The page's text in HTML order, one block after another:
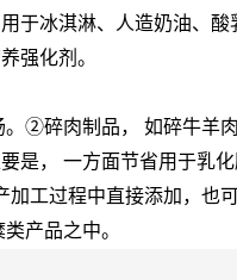
于冰淇淋、人造奶油、
强化剂。
②碎肉制品， 如碎牛
是， 一方面节省用于
工过程中直接添加，
产品之中。